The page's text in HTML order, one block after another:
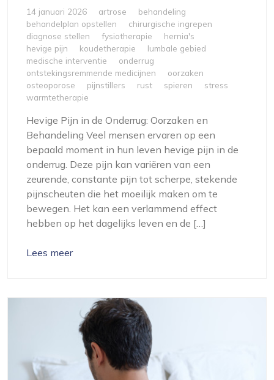
14 januari 2026 artrose
behandeling
behandelplan opstellen
chirurgische ingrepen
diagnose stellen
fysiotherapie
hernia's
hevige pijn
koudetherapie
lumbale gebied
medische interventie
onderrug
ontstekingsremmende medicijnen
oorzaken
osteoporose
pijnstillers rust spieren
stress
warmtetherapie
Hevige Pijn in de Onderrug: Oorzaken en
Behandeling Veel mensen ervaren op een
bepaald moment in hun leven hevige pijn in de
onderrug. Deze pijn kan variëren van een
zeurende, constante pijn tot scherpe, stekende
pijnscheuten die het moeilijk maken om te
bewegen. Het kan een verlammend effect
hebben op het dagelijks leven en de […]
Lees meer